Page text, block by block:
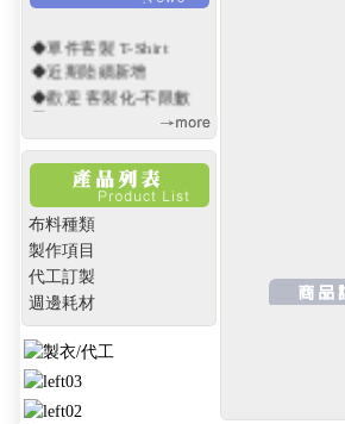
◆單件客製 T-Shirt
◆近期陸續新增
◆歡迎 客製化-不限數
量
◆網站重新開幕~
布料種類
製作項目
代工訂製
週邊耗材